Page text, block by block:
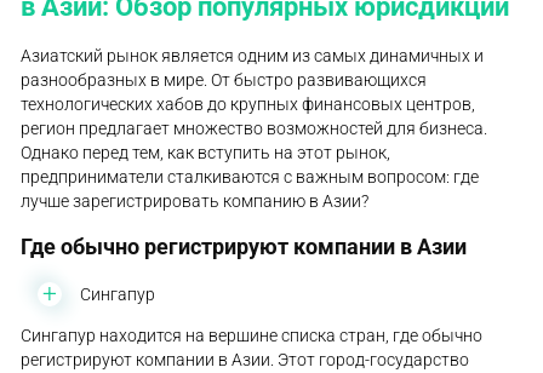
Азиатский рынок является одним из самых динамичных и
разнообразных в мире. От быстро развивающихся
технологических хабов до крупных финансовых центров,
регион предлагает множество возможностей для бизнеса.
Однако перед тем, как вступить на этот рынок,
предприниматели сталкиваются с важным вопросом: где
лучше зарегистрировать компанию в Азии?
Где обычно регистрируют компании в Азии
Сингапур
Сингапур находится на вершине списка стран, где обычно
регистрируют компании в Азии. Этот город-государство